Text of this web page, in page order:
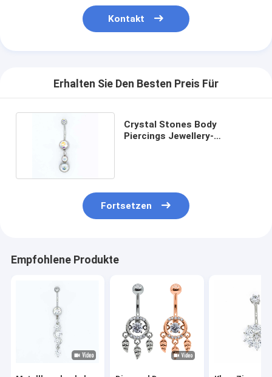
Kontakt
Erhalten Sie Den Besten Preis Für
Crystal Stones Body
Piercings Jewellery-
Fortsetzen
Empfohlene Produkte